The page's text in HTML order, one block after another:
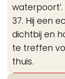
37. Hij een
dichtbij en
te treffen
thuis.